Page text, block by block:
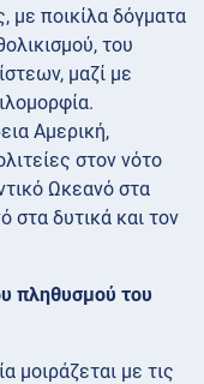
με ποικίλα δόγματα
του
μαζί με
Αμερική,
στον νότο
Ωκεανό στα
στα δυτικά και τον
πληθυσμού του
μοιράζεται με τις